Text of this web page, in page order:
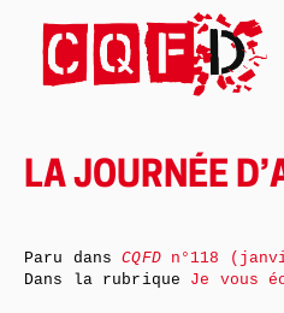
LA JOURNÉE
Paru dansCQFDn°118
Dans la rubrique Je vous